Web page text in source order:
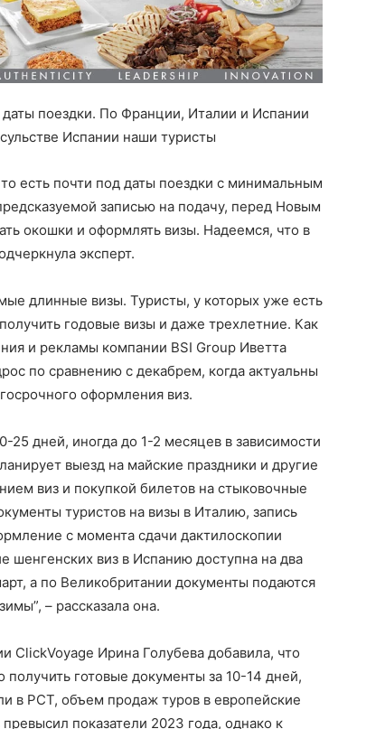
поездки. По Франции, Италии и Испании
Испании наши туристы
есть почти под даты поездки с минимальным
записью на подачу, перед Новым
окошки и оформлять визы. Надеемся, что в
эксперт.
длинные визы. Туристы, у которых уже есть
годовые визы и даже трехлетние. Как
и рекламы компании BSI Group Иветта
по сравнению с декабрем, когда актуальны
оформления виз.
25 дней, иногда до 1-2 месяцев в зависимости
выезд на майские праздники и другие
виз и покупкой билетов на стыковочные
туристов на визы в Италию, запись
с момента сдачи дактилоскопии
шенгенских виз в Испанию доступна на два
а по Великобритании документы подаются
– рассказала она.
ClickVoyage Ирина Голубева добавила, что
готовые документы за 10-14 дней,
в РСТ, объем продаж туров в европейские
показатели 2023 года, однако к